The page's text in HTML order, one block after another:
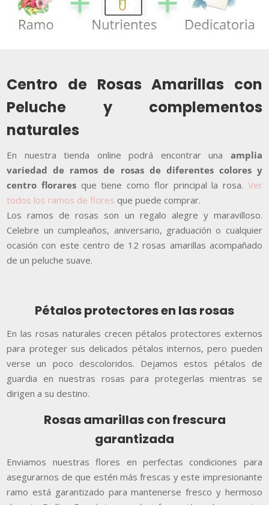
Centro de Rosas Amarillas con
Peluche y complementos
naturales
En nuestra tienda online podrá encontrar una amplia
variedad de ramos de rosas de diferentes colores y
centro floraresque tiene como flor principal la rosa. Ver
todos los ramos de flores que puede comprar.
Los ramos de rosas son un regalo alegre y maravilloso.
Celebre un cumpleaños, aniversario, graduación o cualquier
ocasión con este centro de 12 rosas amarillas acompañado
de un peluche suave.
Pétalos protectores en las rosas
En las rosas naturales crecen pétalos protectores externos
para proteger sus delicados pétalos internos, pero pueden
verse un poco descoloridos. Dejamos estos pétalos de
guardia en nuestras rosas para protegerlas mientras se
dirigen a su destino.
Rosas amarillas con frescura
garantizada
Enviamos nuestras flores en perfectas condiciones para
asegurarnos de que estén más frescas y este impresionante
ramo está garantizado para mantenerse fresco y hermoso